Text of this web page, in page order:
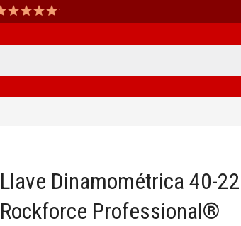
Llave Dinamométrica 40-
Rockforce Professional®